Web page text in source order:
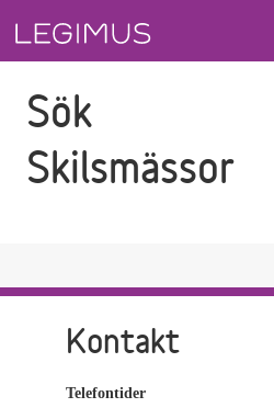
Sök
Skilsmässor
Kontakt
Telefontider